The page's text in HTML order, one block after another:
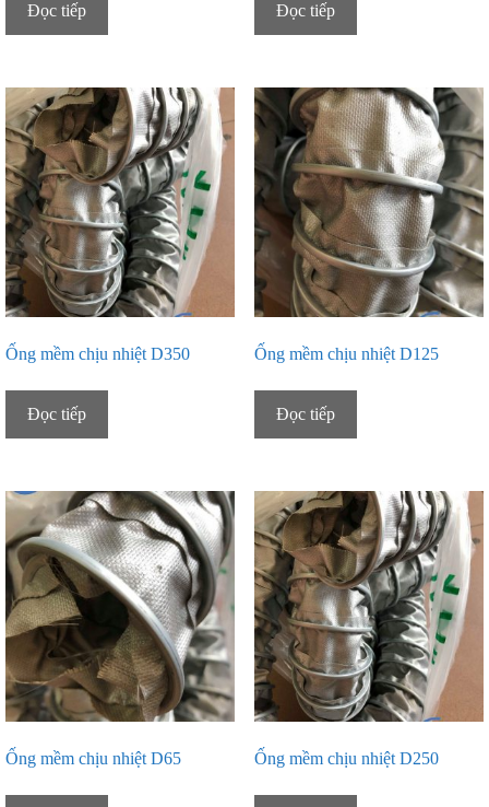
Đọc tiếp Đọc tiếp
Ống mềm chịu nhiệt D350
Đọc tiếp
Ống mềm chịu nhiệt D125
Đọc tiếp
Ống mềm chịu nhiệt D65 Ống mềm chịu nhiệt D250